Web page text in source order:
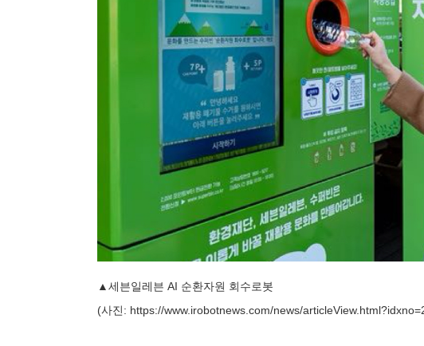
▲세븐일레븐 AI 순환자원 회수로봇
(사진: https://www.irobotnews.com/news/